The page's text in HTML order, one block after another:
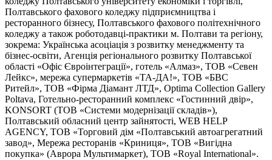
Полтавського фахового коледжу підприємництва і
ресторанного бізнесу, Полтавського фахового політехнічного
коледжу а також роботодавці-практики м. Полтави та регіону,
зокрема: Українська асоціація з розвитку менеджменту та
бізнес-освіти, Агенція регіонального розвитку Полтавської
області «Офіс Євроінтеграції», готель «Алмаз», ТОВ «Севен
Лейкс», мережа супермаркетів «ТА-ДА!», ТОВ «БВС
Ритейл», ТОВ «Фірма Діамант ЛТД», Optima Collection Gallery
Poltava, Готельно-ресторанний комплекс «Гостинний двір»,
KONSORT (ТОВ «Системи модернізації складів»),
Полтавський обласний центр зайнятості, WEB HELP
AGENCY, ТОВ «Торговий дім «Полтавський автоагрегатний
завод», Мережа ресторанів «Криниця», ТОВ «Вигідна
покупка» (Аврора Мультимаркет), ТОВ «Royal International».